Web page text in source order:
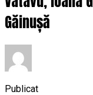
Găinușă
Publicat